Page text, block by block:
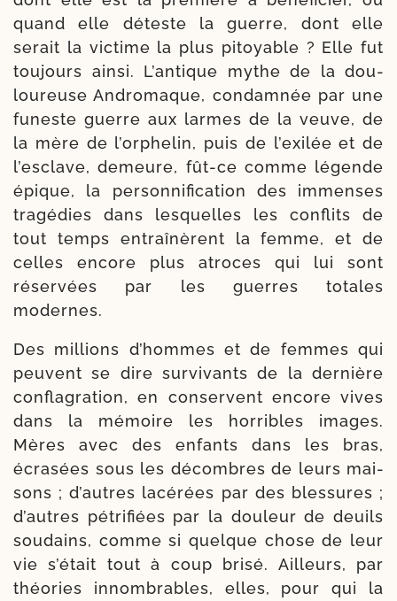
quand elle déteste la guerre, dont elle
serait la vic­time la plus pitoyable ? Elle fut
tou­jours ain­si. L’antique mythe de la dou­
lou­reuse Andromaque, condam­née par une
funeste guerre aux larmes de la veuve, de
la mère de l’or­phe­lin, puis de l’exi­lée et de
l’es­clave, demeure, fût-​ce comme légende
épique, la per­son­ni­fi­ca­tion des immenses
tra­gé­dies dans les­quelles les conflits de
tout temps entraî­nèrent la femme, et de
celles encore plus atroces qui lui sont
réser­vées par les guerres totales
modernes.
Des mil­lions d’hommes et de femmes qui
peuvent se dire sur­vi­vants de la der­nière
confla­gra­tion, en conservent encore vives
dans la mémoire les hor­ribles images.
Mères avec des enfants dans les bras,
écra­sées sous les décombres de leurs mai­
sons ; d’autres lacé­rées par des bles­sures ;
d’autres pétri­fiées par la dou­leur de deuils
sou­dains, comme si quelque chose de leur
vie s’é­tait tout à coup bri­sé. Ailleurs, par
théo­ries innom­brables, elles, pour qui la